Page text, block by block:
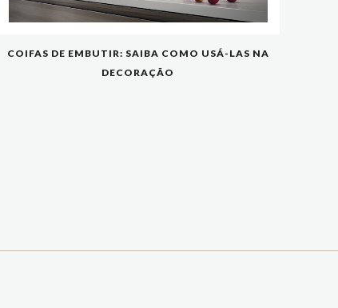
COIFAS DE EMBUTIR: SAIBA COMO USÁ-LAS NA
DECORAÇÃO